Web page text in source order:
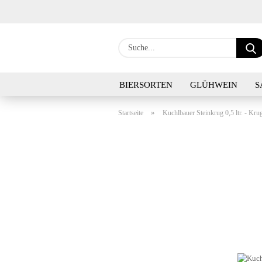
BIERSORTEN GLÜHWEIN
Startseite » Kuchlbauer Steinkrug 0,5 ltr. -